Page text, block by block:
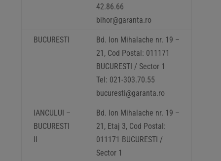
42.86.66
bihor@garanta.ro
BUCURESTI
Bd. Ion Mihalache nr. 19 –
21, Cod Postal: 011171
BUCURESTI / Sector 1
Tel: 021-303.70.55
bucuresti@garanta.ro
IANCULUI –
BUCURESTI
Bd. Ion Mihalache nr. 19 –
21, Etaj 3, Cod Postal:
011171 BUCURESTI /
Sector 1